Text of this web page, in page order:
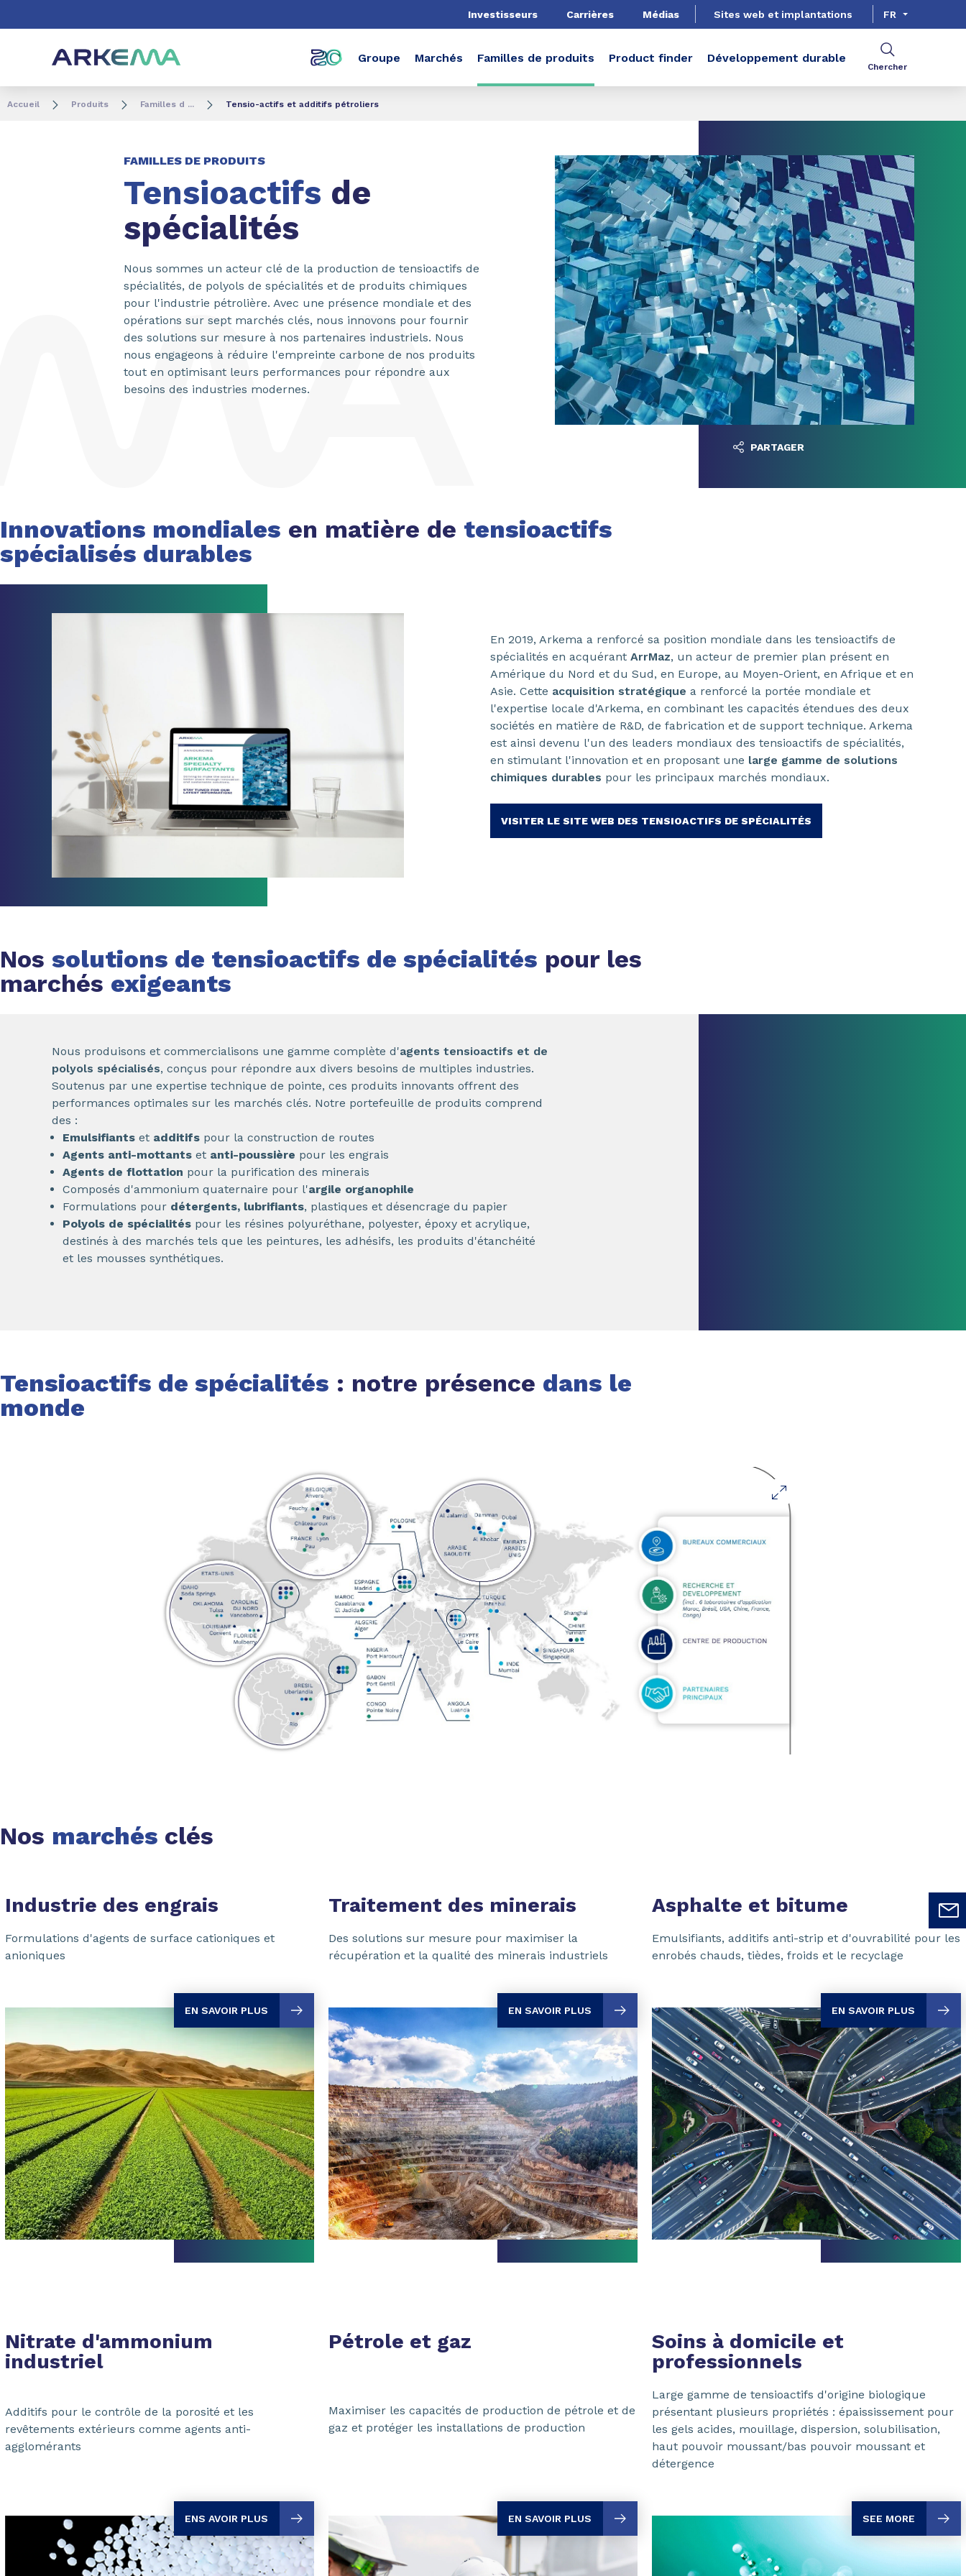
Investisseurs Carrières Médias Sites web et implantations FR
Groupe Marchés Familles de produits Product finder Développement durable
Chercher
Accueil Produits Familles d ... Tensio-actifs et additifs pétroliers
FAMILLES DE PRODUITS
Tensioactifs de
spécialités
Nous sommes un acteur clé de la production de tensioactifs de
spécialités, de polyols de spécialités et de produits chimiques
pour l'industrie pétrolière. Avec une présence mondiale et des
opérations sur sept marchés clés, nous innovons pour fournir
des solutions sur mesure à nos partenaires industriels. Nous
nous engageons à réduire l'empreinte carbone de nos produits
tout en optimisant leurs performances pour répondre aux
besoins des industries modernes.
PARTAGER
Innovations mondiales en matière de tensioactifs
spécialisés durables
En 2019, Arkema a renforcé sa position mondiale dans les tensioactifs de
spécialités en acquérant ArrMaz, un acteur de premier plan présent en
Amérique du Nord et du Sud, en Europe, au Moyen-Orient, en Afrique et en
Asie. Cette acquisition stratégique a renforcé la portée mondiale et
l'expertise locale d'Arkema, en combinant les capacités étendues des deux
sociétés en matière de R&D, de fabrication et de support technique. Arkema
est ainsi devenu l'un des leaders mondiaux des tensioactifs de spécialités,
en stimulant l'innovation et en proposant une large gamme de solutions
chimiques durables pour les principaux marchés mondiaux.
VISITER LE SITE WEB DES TENSIOACTIFS DE SPÉCIALITÉS
Nos solutions de tensioactifs de spécialités pour les
marchés exigeants
Nous produisons et commercialisons une gamme complète d'agents tensioactifs et de
polyols spécialisés, conçus pour répondre aux divers besoins de multiples industries.
Soutenus par une expertise technique de pointe, ces produits innovants offrent des
performances optimales sur les marchés clés. Notre portefeuille de produits comprend
des :
Emulsifiants et additifs pour la construction de routes
Agents anti-mottants et anti-poussière pour les engrais
Agents de flottation pour la purification des minerais
Composés d'ammonium quaternaire pour l'argile organophile
Formulations pour détergents, lubrifiants, plastiques et désencrage du papier
Polyols de spécialités pour les résines polyuréthane, polyester, époxy et acrylique,
destinés à des marchés tels que les peintures, les adhésifs, les produits d'étanchéité
et les mousses synthétiques.
Tensioactifs de spécialités : notre présence dans le
monde
Nos marchés clés
Industrie des engrais
Formulations d'agents de surface cationiques et
anioniques
EN SAVOIR PLUS
Traitement des minerais
Des solutions sur mesure pour maximiser la
récupération et la qualité des minerais industriels
EN SAVOIR PLUS
Asphalte et bitume
Emulsifiants, additifs anti-strip et d'ouvrabilité pour les
enrobés chauds, tièdes, froids et le recyclage
EN SAVOIR PLUS
Nitrate d'ammonium
industriel
Additifs pour le contrôle de la porosité et les
revêtements extérieurs comme agents anti-
agglomérants
ENS AVOIR PLUS
Pétrole et gaz
Maximiser les capacités de production de pétrole et de
gaz et protéger les installations de production
EN SAVOIR PLUS
Soins à domicile et
professionnels
Large gamme de tensioactifs d'origine biologique
présentant plusieurs propriétés : épaississement pour
les gels acides, mouillage, dispersion, solubilisation,
haut pouvoir moussant/bas pouvoir moussant et
détergence
SEE MORE